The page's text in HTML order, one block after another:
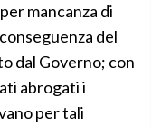
mancanza di
del
dal Governo; con
abrogati i
per tali